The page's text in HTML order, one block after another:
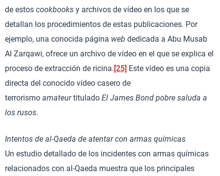
de estos cookbooks y archivos de vídeo en los que se
detallan los procedimientos de estas publicaciones. Por
ejemplo, una conocida página web dedicada a Abu Musab
Al Zarqawi, ofrece un archivo de vídeo en el que se explica el
proceso de extracción de ricina. [25] Este vídeo es una copia
directa del conocido vídeo casero de
terrorismo amateurtitulado El James Bond pobre saluda a
los rusos.
Intentos de al-Qaeda de atentar con armas químicas
Un estudio detallado de los incidentes con armas químicas
relacionados con al-Qaeda muestra que los principales